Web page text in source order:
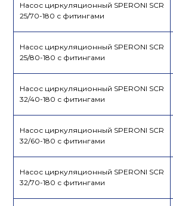
Насос циркуляционный SPERONI SCR
25/70-180 с фитингами
Насос циркуляционный SPERONI SCR
25/80-180 с фитингами
Насос циркуляционный SPERONI SCR
32/40-180 с фитингами
Насос циркуляционный SPERONI SCR
32/60-180 с фитингами
Насос циркуляционный SPERONI SCR
32/70-180 с фитингами